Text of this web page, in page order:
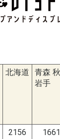
北海道
青森
岩手
2156 1661